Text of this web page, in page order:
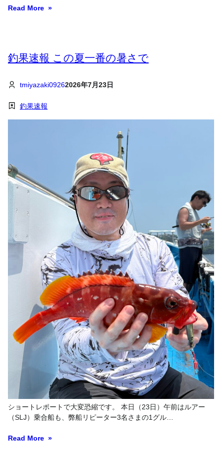
Read More
釣果速報 この夏一番の暑さで
tmiyazaki09262026年7月23日
釣果速報
ショートレポートで大変恐縮です。 本日（23日）午前はルアー
（SLJ）乗合船も、弊船リピーター3名さまの1グル…
Read More